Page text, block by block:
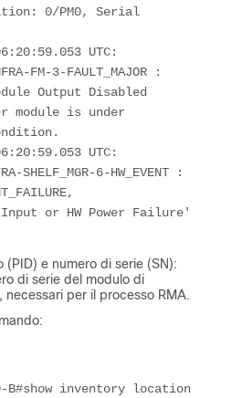
0/PM0, Serial
UTC:
FM-3-FAULT_MAJOR :
Output Disabled
module is under
condition.
UTC:
6-HW_EVENT :
or HW Power Failure'
e numero di serie (SN):
di serie del modulo di
per il processo RMA.
B#show inventory location